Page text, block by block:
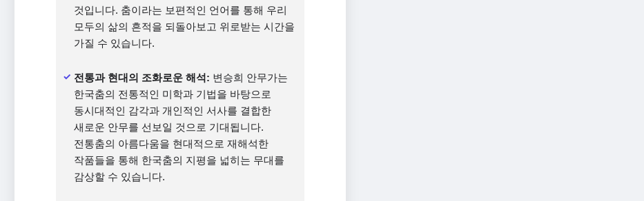
것입니다. 춤이라는 보편적인 언어를 통해 우리
모두의 삶의 흔적을 되돌아보고 위로받는 시간을
가질 수 있습니다.
전통과 현대의 조화로운 해석: 변승희 안무가는
한국춤의 전통적인 미학과 기법을 바탕으로
동시대적인 감각과 개인적인 서사를 결합한
새로운 안무를 선보일 것으로 기대됩니다.
전통춤의 아름다움을 현대적으로 재해석한
작품들을 통해 한국춤의 지평을 넓히는 무대를
감상할 수 있습니다.